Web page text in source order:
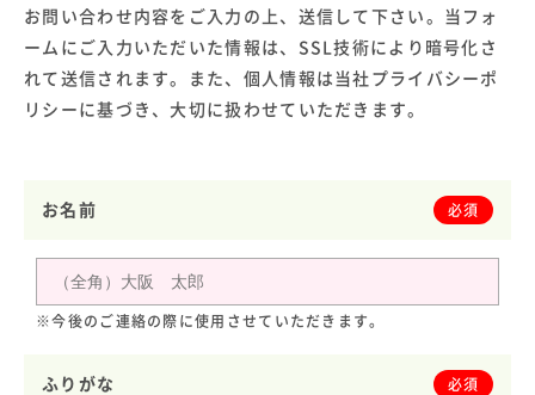
お問い合わせ内容をご入力の上、送信して下さい。当フォ
ームにご入力いただいた情報は、SSL技術により暗号化さ
れて送信されます。また、個人情報は当社プライバシーポ
リシーに基づき、大切に扱わせていただきます。
お名前 必須
※今後のご連絡の際に使用させていただきます。
ふりがな 必須